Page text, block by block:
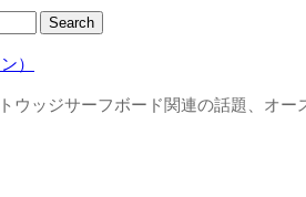
）
ウッジサーフボード関連の話題、オー